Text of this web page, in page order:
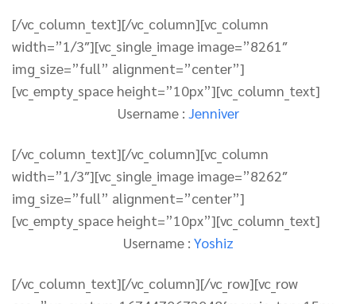
[/vc_column_text][/vc_column][vc_column
width=”1/3″][vc_single_image image=”8261″
img_size=”full” alignment=”center”]
[vc_empty_space height=”10px”][vc_column_text]
Username : Jenniver
[/vc_column_text][/vc_column][vc_column
width=”1/3″][vc_single_image image=”8262″
img_size=”full” alignment=”center”]
[vc_empty_space height=”10px”][vc_column_text]
Username : Yoshiz
[/vc_column_text][/vc_column][/vc_row][vc_row